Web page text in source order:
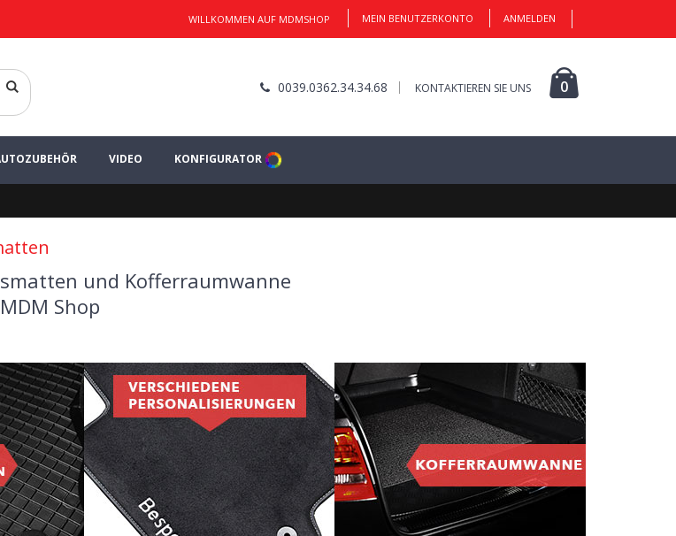
MEIN BENUTZERKONTO ANMELDEN
WILLKOMMEN AUF MDMSHOP
0039.0362.34.34.68 KONTAKTIEREN SIE UNS 0
VIDEO KONFIGURATOR
und Kofferraumwanne
Shop